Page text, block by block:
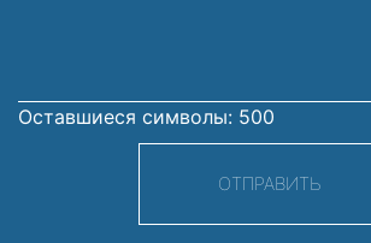
Оставшиеся символы: 500
ОТПРАВИТЬ